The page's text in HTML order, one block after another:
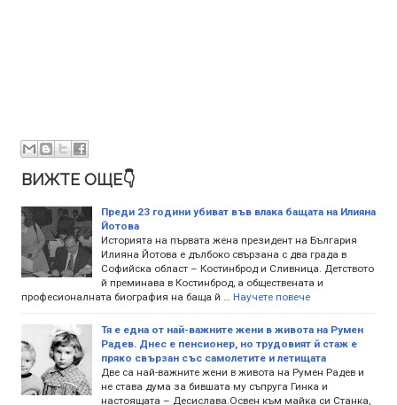
ВИЖТЕ ОЩЕ👇
Преди 23 години убиват във влака бащата на Илияна
Йотова
Историята на първата жена президент на България
Илияна Йотова е дълбоко свързана с два града в
Софийска област – Костинброд и Сливница. Детството
й преминава в Костинброд, а обществената и
професионалната биография на баща й …
Научете повече
Тя е една от най-важните жени в живота на Румен
Радев. Днес е пенсионер, но трудовият й стаж е
пряко свързан със самолетите и летищата
Две са най-важните жени в живота на Румен Радев и
не става дума за бившата му съпруга Гинка и
настоящата – Десислава.Освен към майка си Станка,